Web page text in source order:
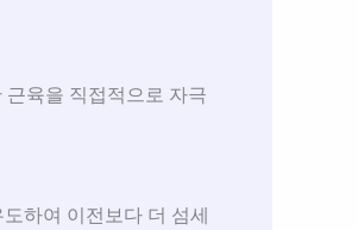
육을 직접적으로 자극
하여 이전보다 더 섬세